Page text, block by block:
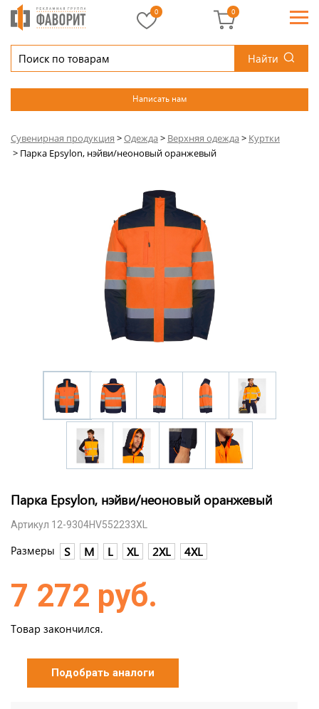
Найти
Написать нам
0 0
Сувенирная продукция >Одежда> Верхняя одежда> Куртки
> Парка Epsylon, нэйви/неоновый оранжевый
Парка Epsylon, нэйви/неоновый оранжевый
Артикул 12-9304HV552233XL
Размеры S M L XL 2XL 4XL
7 272 руб.
Товар закончился.
Подобрать аналоги